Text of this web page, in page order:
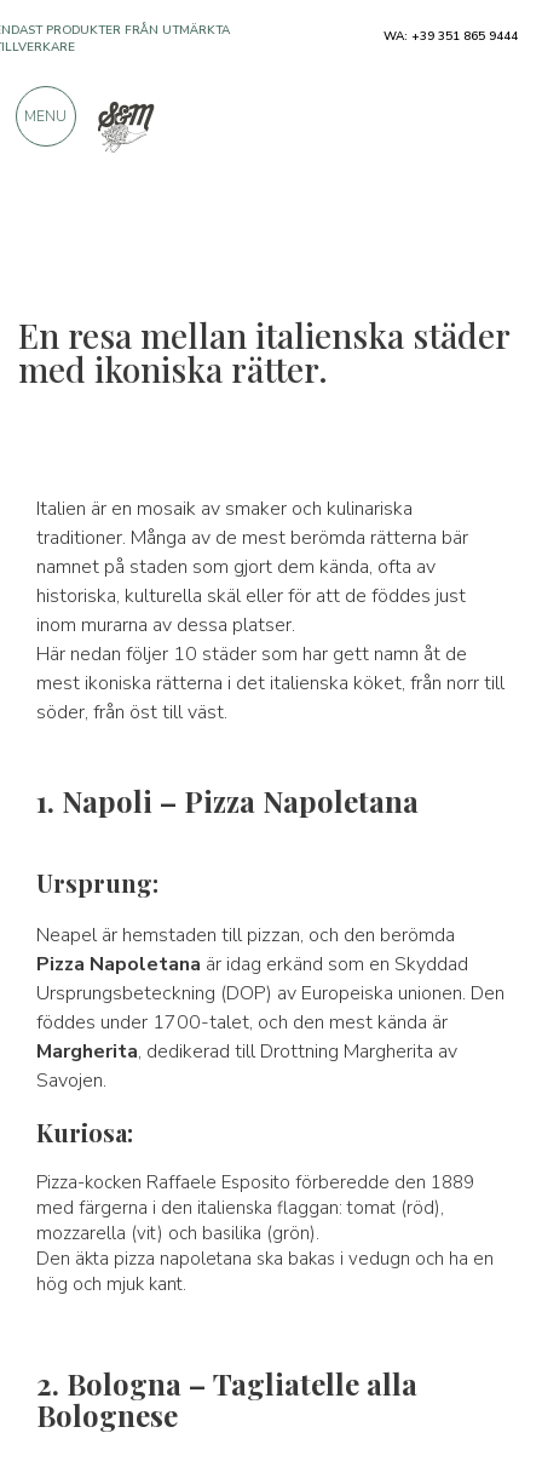
En resa mellan italienska städer
med ikoniska rätter.
Italien är en mosaik av smaker och kulinariska
traditioner. Många av de mest berömda rätterna bär
namnet på staden som gjort dem kända, ofta av
historiska, kulturella skäl eller för att de föddes just
inom murarna av dessa platser.
Här nedan följer 10 städer som har gett namn åt de
mest ikoniska rätterna i det italienska köket, från norr till
söder, från öst till väst.
1. Napoli – Pizza Napoletana
Ursprung:
Neapel är hemstaden till pizzan, och den berömda
Pizza Napoletana är idag erkänd som en Skyddad
Ursprungsbeteckning (DOP) av Europeiska unionen. Den
föddes under 1700-talet, och den mest kända är
Margherita, dedikerad till Drottning Margherita av
Savojen.
Kuriosa:
Pizza-kocken Raffaele Esposito förberedde den 1889
med färgerna i den italienska flaggan: tomat (röd),
mozzarella (vit) och basilika (grön).
Den äkta pizza napoletana ska bakas i vedugn och ha en
hög och mjuk kant.
2. Bologna – Tagliatelle alla
Bolognese
PRODUKTER FRÅN UTMÄRKTA
900 POSITIVA RECENSIONER
WA: +39 351 865 9444
MENU